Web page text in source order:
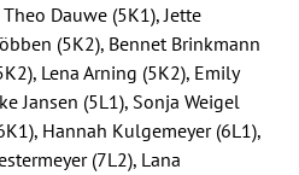
Dauwe (5K1), Jette
(5K2), Bennet Brinkmann
Lena Arning (5K2), Emily
Jansen (5L1), Sonja Weigel
Hannah Kulgemeyer (6L1),
(7L2), Lana